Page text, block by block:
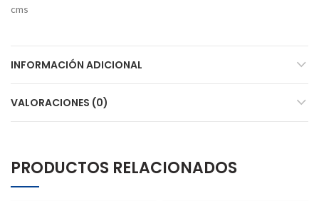
cms
INFORMACIÓN ADICIONAL
VALORACIONES (0)
PRODUCTOS RELACIONADOS